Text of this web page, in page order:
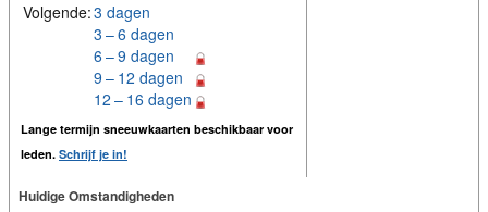
Volgende:3 dagen
3 – 6 dagen
6 – 9 dagen
9 – 12 dagen
12 – 16 dagen
Lange termijn sneeuwkaarten beschikbaar voor
leden. Schrijf je in!
Huidige Omstandigheden